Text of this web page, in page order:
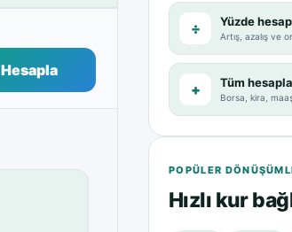
Hesapla
÷ Yüzde
Artış, azalış ve
+ Tüm
Borsa, kira,
POPÜLER
Hızlı kur